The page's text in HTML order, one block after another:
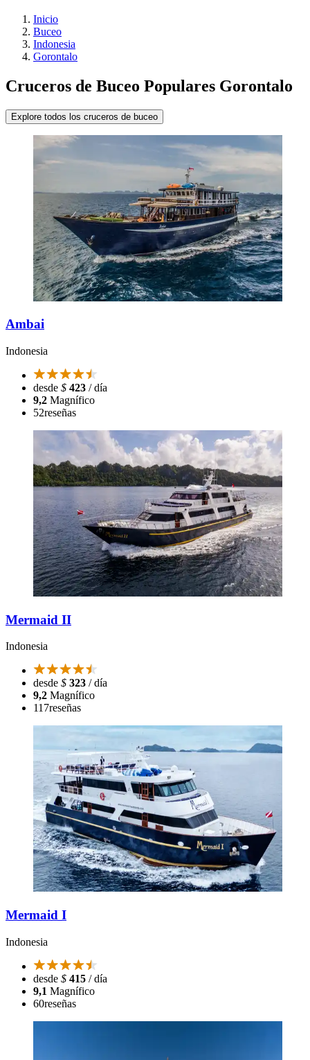
Inicio
Buceo
Indonesia
Gorontalo
Cruceros de Buceo Populares Gorontalo
Explore todos los cruceros de buceo
Ambai
Indonesia
desde $ 423 / día
9,2 Magnífico
52reseñas
Mermaid II
Indonesia
desde $ 323 / día
9,2 Magnífico
117reseñas
Mermaid I
Indonesia
desde $ 415 / día
9,1 Magnífico
60reseñas